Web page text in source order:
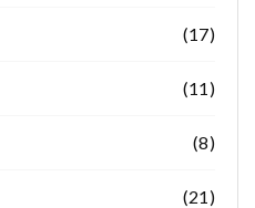
(17)
(11)
(8)
(21)